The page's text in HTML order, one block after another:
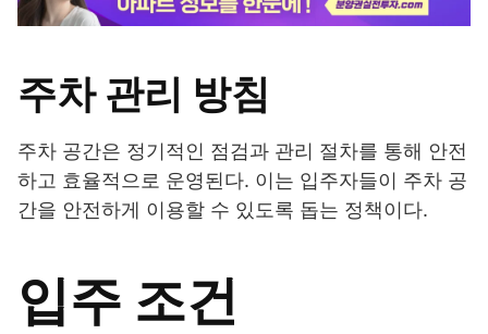
주차 관리 방침
주차 공간은 정기적인 점검과 관리 절차를 통해 안전
하고 효율적으로 운영된다. 이는 입주자들이 주차 공
간을 안전하게 이용할 수 있도록 돕는 정책이다.
입주 조건